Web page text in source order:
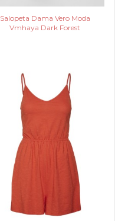
Salopeta Dama Vero Moda
Vmhaya Dark Forest